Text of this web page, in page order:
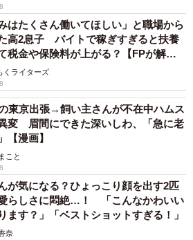
はたくさん働いてほしい」と職場から
高2息子 バイトで稼ぎすぎると扶養
税金や保険料が上がる？【FPが解
くライターズ
東京出張→飼い主さんが不在中ハムス
変 眉間にできた深いしわ、「急に老
【漫画】
こと
が気になる？ひょっこり顔を出す2匹
らしさに悶絶…！ 「こんなかわいい
ます？」「ベストショットすぎる！」
奈